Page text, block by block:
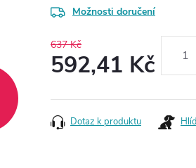
Možnosti doručení
637 Kč
592,41 Kč
cena:
Dotaz k produktu